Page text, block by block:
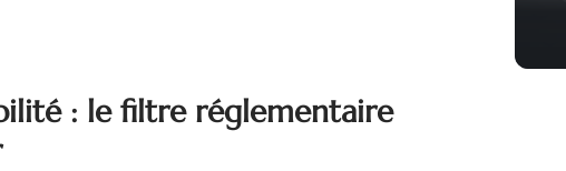
: le filtre réglementaire